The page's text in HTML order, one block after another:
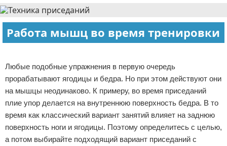
Йога и пилатес
Волейбол
Детский спорт
Зимние виды спорта
Тренировки дома
Работа мышц во время тренировки
Любые подобные упражнения в первую очередь
прорабатывают ягодицы и бедра. Но при этом действуют они
на мышцы неодинаково. К примеру, во время приседаний
плие упор делается на внутреннюю поверхность бедра. В то
время как классический вариант занятий влияет на заднюю
поверхность ноги и ягодицы. Поэтому определитесь с целью,
а потом выбирайте подходящий вариант приседаний с